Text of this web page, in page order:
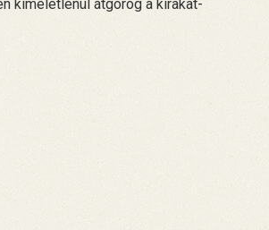
kíméletlenül átgörög a kirakat-